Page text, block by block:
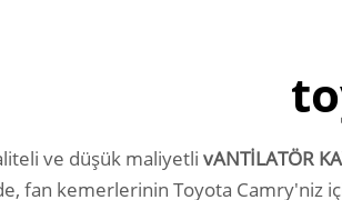
ve düşük maliyetli vANTİLATÖR
fan kemerlerinin Toyota Camry'niz